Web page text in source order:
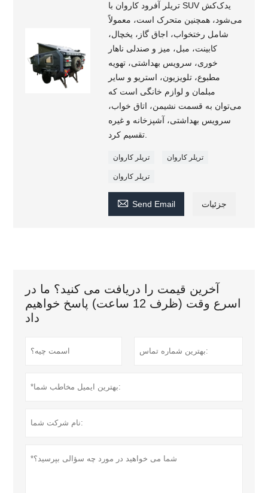
تریلر آفرود کاروان با SUV یدک‌کش
می‌شود، همچنین متحرک است، معمولاً
شامل رختخواب، اجاق گاز، یخچال،
کابینت، مبل، میز و صندلی ناهار
خوری، سرویس بهداشتی، تهویه
مطبوع، تلویزیون، استریو و سایر
مبلمان و لوازم خانگی است که
می‌توان به قسمت نشیمن، اتاق خواب،
سرویس بهداشتی، آشپزخانه و غیره
تریلر کاروان تریلر کاروان
تریلر کاروان
 Send Email جزئیات
آخرین قیمت را دریافت می کنید؟ ما در
اسرع وقت (ظرف 12 ساعت) پاسخ خواهیم
داد